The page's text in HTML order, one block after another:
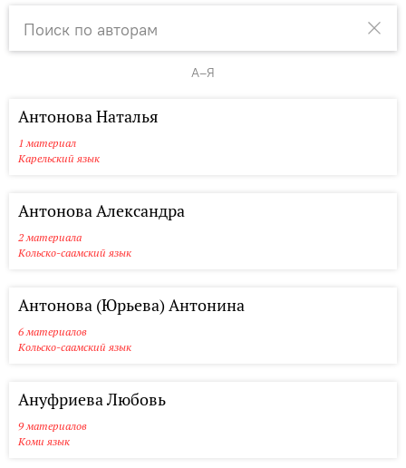
A–Я
Антонова Наталья
1 материал
Карельский язык
Антонова Александра
2 материала
Кольско-саамский язык
Антонова (Юрьева) Антонина
6 материалов
Кольско-саамский язык
Ануфриева Любовь
9 материалов
Коми язык